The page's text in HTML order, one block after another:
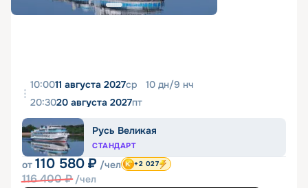
10:0011 августа 2027ср 10 дн/9 нч
20:3020 августа 2027пт
Русь Великая
СТАНДАРТ
от 110 580 ₽ /чел
116 400₽ /чел
+2 027